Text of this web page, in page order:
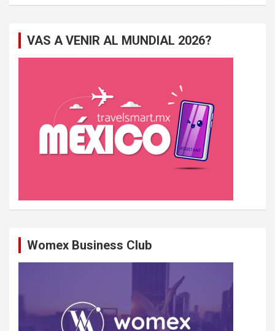
c
VAS A VENIR AL MUNDIAL 2026?
Womex Business Club